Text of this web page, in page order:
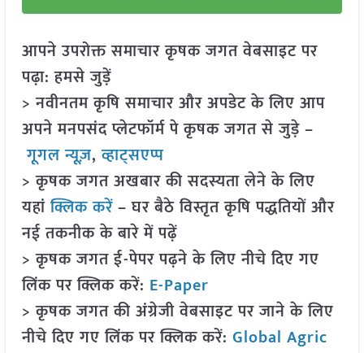
आपने उपरोक्त समाचार कृषक जगत वेबसाइट पर
पढ़ा: हमसे जुड़ें
> नवीनतम कृषि समाचार और अपडेट के लिए आप
अपने मनपसंद प्लेटफॉर्म पे कृषक जगत से जुड़े –
गूगल न्यूज़,व्हाट्सएप्प
> कृषक जगत अखबार की सदस्यता लेने के लिए
यहांक्लिक करें– घर बैठे विस्तृत कृषि पद्धतियों और
नई तकनीक के बारे में पढ़ें
> कृषक जगत ई-पेपर पढ़ने के लिए नीचे दिए गए
लिंक पर क्लिक करें: E-Paper
> कृषक जगत की अंग्रेजी वेबसाइट पर जाने के लिए
नीचे दिए गए लिंक पर क्लिक करें: Global Agric